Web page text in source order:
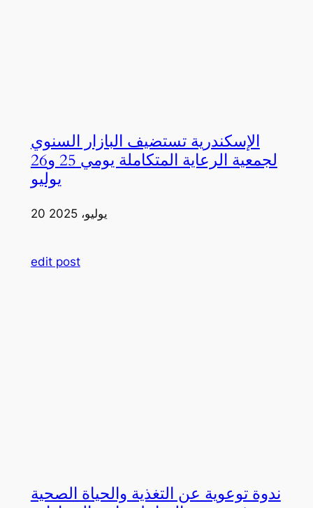
الإسكندرية تستضيف البازار السنوي
لجمعية الرعاية المتكاملة يومي 25 و26
يوليو
20 يوليو، 2025
edit post
ندوة توعوية عن التغذية والحياة الصحية